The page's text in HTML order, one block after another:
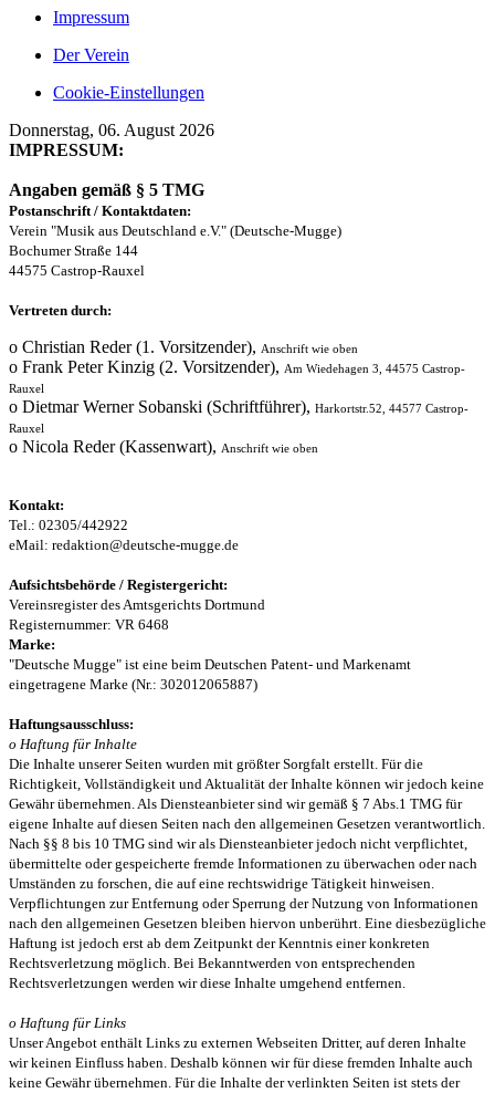
Impressum
Der Verein
Cookie-Einstellungen
Donnerstag, 06. August 2026
IMPRESSUM:
Angaben gemäß § 5 TMG
Postanschrift / Kontaktdaten:
Verein "Musik aus Deutschland e.V." (Deutsche-Mugge)
Bochumer Straße 144
44575 Castrop-Rauxel
Vertreten durch:
o Christian Reder (1. Vorsitzender), Anschrift wie oben
o Frank Peter Kinzig (2. Vorsitzender), Am Wiedehagen 3, 44575 Castrop-
Rauxel
o Dietmar Werner Sobanski (Schriftführer), Harkortstr.52, 44577 Castrop-
Rauxel
o Nicola Reder (Kassenwart), Anschrift wie oben
Kontakt:
Tel.: 02305/442922
eMail: redaktion@deutsche-mugge.de
Aufsichtsbehörde / Registergericht:
Vereinsregister des Amtsgerichts Dortmund
Registernummer: VR 6468
Marke:
"Deutsche Mugge" ist eine beim Deutschen Patent- und Markenamt
eingetragene Marke (Nr.: 302012065887)
Haftungsausschluss:
o Haftung für Inhalte
Die Inhalte unserer Seiten wurden mit größter Sorgfalt erstellt. Für die
Richtigkeit, Vollständigkeit und Aktualität der Inhalte können wir jedoch keine
Gewähr übernehmen. Als Diensteanbieter sind wir gemäß § 7 Abs.1 TMG für
eigene Inhalte auf diesen Seiten nach den allgemeinen Gesetzen verantwortlich.
Nach §§ 8 bis 10 TMG sind wir als Diensteanbieter jedoch nicht verpflichtet,
übermittelte oder gespeicherte fremde Informationen zu überwachen oder nach
Umständen zu forschen, die auf eine rechtswidrige Tätigkeit hinweisen.
Verpflichtungen zur Entfernung oder Sperrung der Nutzung von Informationen
nach den allgemeinen Gesetzen bleiben hiervon unberührt. Eine diesbezügliche
Haftung ist jedoch erst ab dem Zeitpunkt der Kenntnis einer konkreten
Rechtsverletzung möglich. Bei Bekanntwerden von entsprechenden
Rechtsverletzungen werden wir diese Inhalte umgehend entfernen.
o Haftung für Links
Unser Angebot enthält Links zu externen Webseiten Dritter, auf deren Inhalte
wir keinen Einfluss haben. Deshalb können wir für diese fremden Inhalte auch
keine Gewähr übernehmen. Für die Inhalte der verlinkten Seiten ist stets der